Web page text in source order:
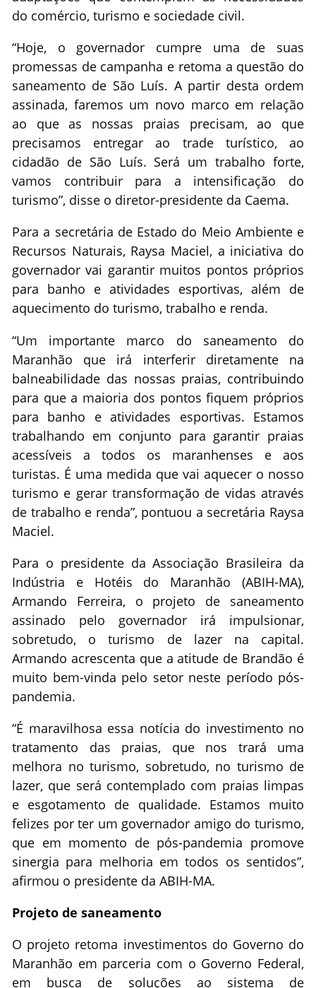
do comércio, turismo e sociedade civil.
“Hoje, o governador cumpre uma de suas
promessas de campanha e retoma a questão do
saneamento de São Luís. A partir desta ordem
assinada, faremos um novo marco em relação
ao que as nossas praias precisam, ao que
precisamos entregar ao trade turístico, ao
cidadão de São Luís. Será um trabalho forte,
vamos contribuir para a intensificação do
turismo”, disse o diretor-presidente da Caema.
Para a secretária de Estado do Meio Ambiente e
Recursos Naturais, Raysa Maciel, a iniciativa do
governador vai garantir muitos pontos próprios
para banho e atividades esportivas, além de
aquecimento do turismo, trabalho e renda.
“Um importante marco do saneamento do
Maranhão que irá interferir diretamente na
balneabilidade das nossas praias, contribuindo
para que a maioria dos pontos fiquem próprios
para banho e atividades esportivas. Estamos
trabalhando em conjunto para garantir praias
acessíveis a todos os maranhenses e aos
turistas. É uma medida que vai aquecer o nosso
turismo e gerar transformação de vidas através
de trabalho e renda”, pontuou a secretária Raysa
Maciel.
Para o presidente da Associação Brasileira da
Indústria e Hotéis do Maranhão (ABIH-MA),
Armando Ferreira, o projeto de saneamento
assinado pelo governador irá impulsionar,
sobretudo, o turismo de lazer na capital.
Armando acrescenta que a atitude de Brandão é
muito bem-vinda pelo setor neste período pós-
pandemia.
“É maravilhosa essa notícia do investimento no
tratamento das praias, que nos trará uma
melhora no turismo, sobretudo, no turismo de
lazer, que será contemplado com praias limpas
e esgotamento de qualidade. Estamos muito
felizes por ter um governador amigo do turismo,
que em momento de pós-pandemia promove
sinergia para melhoria em todos os sentidos”,
afirmou o presidente da ABIH-MA.
Projeto de saneamento
O projeto retoma investimentos do Governo do
Maranhão em parceria com o Governo Federal,
em busca de soluções ao sistema de